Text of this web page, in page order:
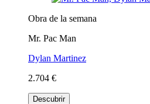
Obra de la semana
Mr. Pac Man
Dylan Martinez
2.704 €
Descubrir